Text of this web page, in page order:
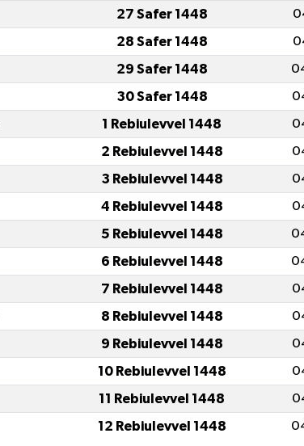
27 Safer 1448
28 Safer 1448
29 Safer 1448
30 Safer 1448
1 Rebiulevvel 1448
2 Rebiulevvel 1448
3 Rebiulevvel 1448
4 Rebiulevvel 1448
5 Rebiulevvel 1448
6 Rebiulevvel 1448
7 Rebiulevvel 1448
8 Rebiulevvel 1448
9 Rebiulevvel 1448
10 Rebiulevvel 1448
11 Rebiulevvel 1448
12 Rebiulevvel 1448